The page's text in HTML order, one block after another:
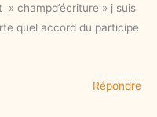
champd’écriture » j suis
quel accord du participe
Répondre